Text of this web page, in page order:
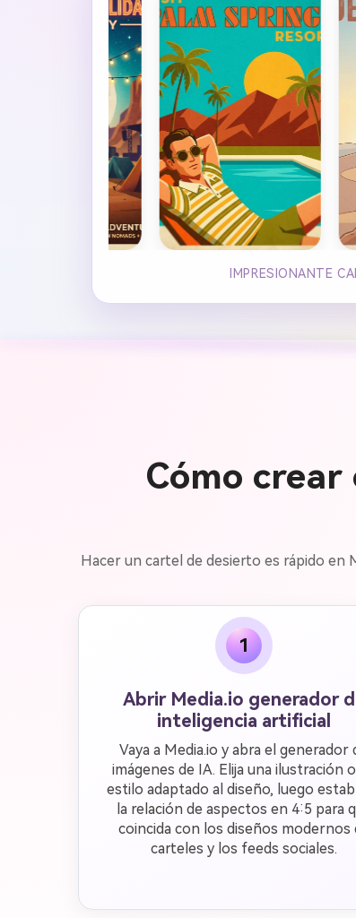
IMPRESIONANTE
Cómo
Hacer un cartel de desierto es rápido en
1
Abrir Media.io generador
inteligencia artificial
Vaya a Media.io y abra el generador
imágenes de IA. Elija una ilustración
estilo adaptado al diseño, luego
la relación de aspectos en 4:5 para
coincida con los diseños modernos
carteles y los feeds sociales.